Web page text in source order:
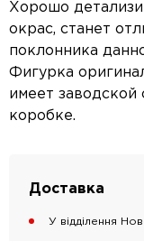
Хорошо
окрас, станет
поклонника
Фигурка
имеет
коробке.
Доставка
У відділення